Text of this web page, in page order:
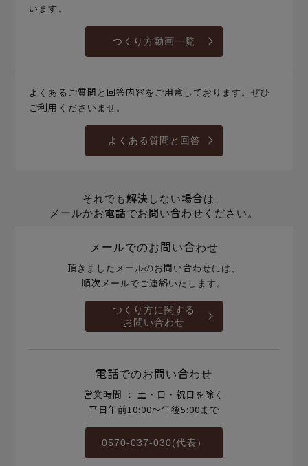
います。
つくり方動画一覧
よくあるご質問と回答内容をご用意しております。ぜひ
ご利用くださいませ。
よくある質問と回答
それでも解決しない場合は、
メールかお電話でお問い合わせください。
メールでのお問い合わせ
頂きましたメールのお問い合わせには、
順次メールでご連絡いたします。
つくり方に関する
お問い合わせ
電話でのお問い合わせ
営業時間 ： 土・日・祝日を除く
平日午前10:00～午後5:00まで
0570-037-030(代表）